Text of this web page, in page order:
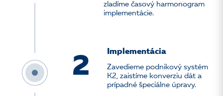
zladíme časový harmonogram
implementácie.
2
Implementácia
Zavedieme podnikový systém
K2, zaistíme konverziu dát a
prípadné špeciálne úpravy.